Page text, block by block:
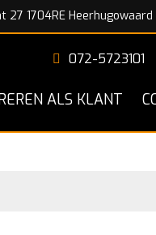
27 1704RE Heerhugowaard
072-5723101
ALS KLANT